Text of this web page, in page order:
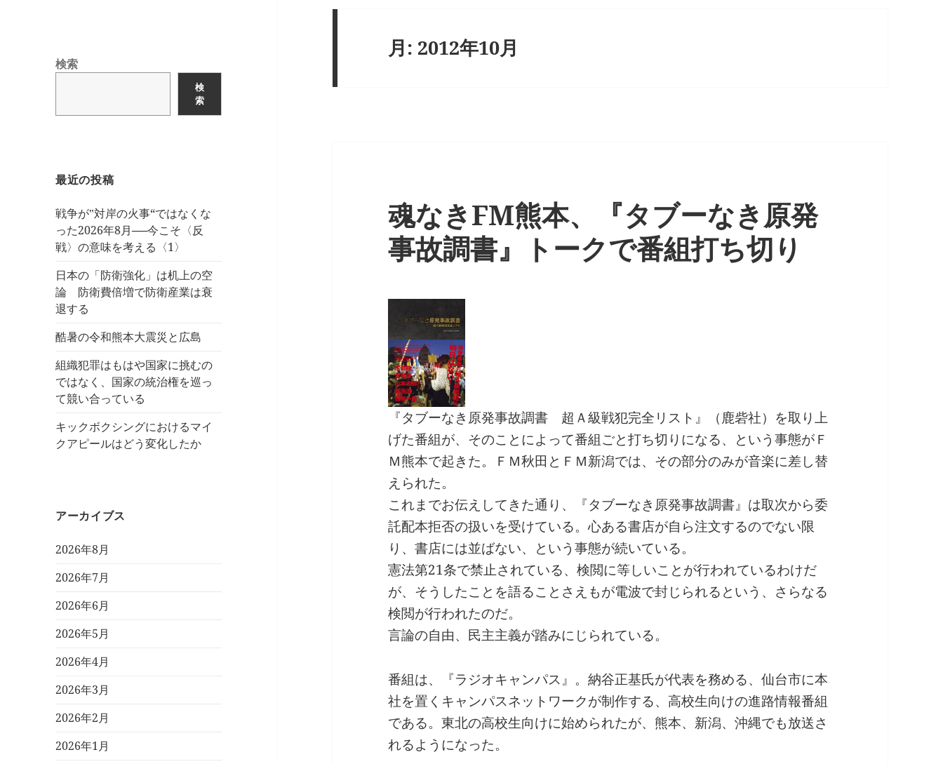
検索
検
索
最近の投稿
戦争が‟対岸の火事“ではなくな
った2026年8月──今こそ〈反
戦〉の意味を考える〈1〉
日本の「防衛強化」は机上の空
論 防衛費倍増で防衛産業は衰
退する
酷暑の令和熊本大震災と広島
組織犯罪はもはや国家に挑むの
ではなく、国家の統治権を巡っ
て競い合っている
キックボクシングにおけるマイ
クアピールはどう変化したか
アーカイブス
2026年8月
2026年7月
2026年6月
2026年5月
2026年4月
2026年3月
2026年2月
2026年1月
月: 2012年10月
魂なきFM熊本、『タブーなき原発
事故調書』トークで番組打ち切り
『タブーなき原発事故調書 超Ａ級戦犯完全リスト』（鹿砦社）を取り上
げた番組が、そのことによって番組ごと打ち切りになる、という事態がＦ
Ｍ熊本で起きた。ＦＭ秋田とＦＭ新潟では、その部分のみが音楽に差し替
えられた。
これまでお伝えしてきた通り、『タブーなき原発事故調書』は取次から委
託配本拒否の扱いを受けている。心ある書店が自ら注文するのでない限
り、書店には並ばない、という事態が続いている。
憲法第21条で禁止されている、検閲に等しいことが行われているわけだ
が、そうしたことを語ることさえもが電波で封じられるという、さらなる
検閲が行われたのだ。
言論の自由、民主主義が踏みにじられている。
番組は、『ラジオキャンパス』。納谷正基氏が代表を務める、仙台市に本
社を置くキャンパスネットワークが制作する、高校生向けの進路情報番組
である。東北の高校生向けに始められたが、熊本、新潟、沖縄でも放送さ
れるようになった。